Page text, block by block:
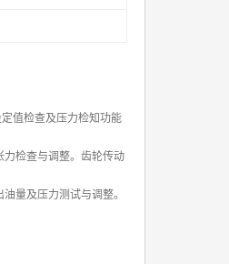
值检查及压力检知功能
力检查与调整。齿轮传动
量及压力测试与调整。